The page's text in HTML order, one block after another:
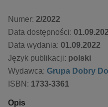
Numer: 2/2022
Data dostępności:
Data wydania: 01.09.2022
Język publikacji: polski
Wydawca: Grupa Dobry
ISBN: 1733-3361
Opis